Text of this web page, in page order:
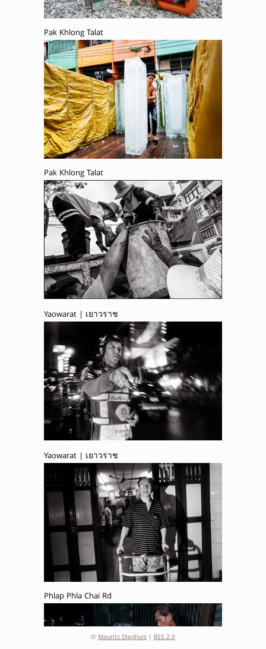
Pak Khlong Talat
Pak Khlong Talat
Yaowarat | เยาวราช
Yaowarat | เยาวราช
Phlap Phla Chai Rd
© Maurits Diephuis | RSS 2.0